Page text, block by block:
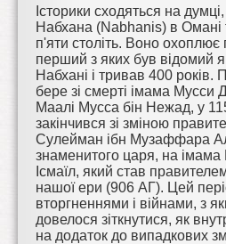
Історики сходяться на
Набхана (Nabhanis) в Омані
п'яти століть. Воно охоплює
перший з яких був відомий
Набхані і тривав 400 років.
бере зі смерті імама Мусси
Маалі Мусса бін Нежад, у
закінчився зі зміною
Сулейман ібн Музаффара
знаменитого царя, на
Ісмаїл, який став
нашої ери (906 АГ). Цей
вторгненнями і війнами, з
довелося зіткнутися, як
на додаток до випадкових